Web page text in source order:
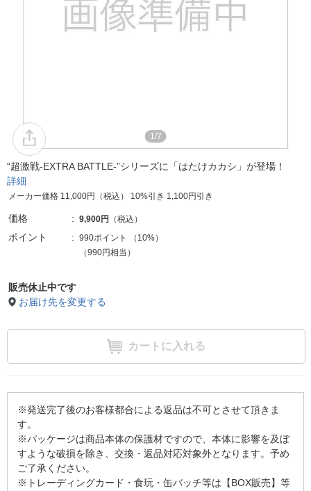
1/7
“超激戦-EXTRA BATTLE-”シリーズに「はたけカカシ」が登場！
詳細
メーカー価格 11,000円（税込） 10%引き 1,100円引き
価格 9,900円 （税込）
ポイント 990ポイント （ 10%）
（990円相当）
販売休止中です
お届け先を変更する
カートに入れる
※発送完了後のお客様都合による返品は不可とさせて頂きま
す。
※パッケージは商品本体の保護材ですので、本体に影響を及ぼ
すような破損を除き、交換・返品対応対象外となります。予め
ご了承ください。
※トレーディングカード・食玩・缶バッチ等は【BOX販売】等